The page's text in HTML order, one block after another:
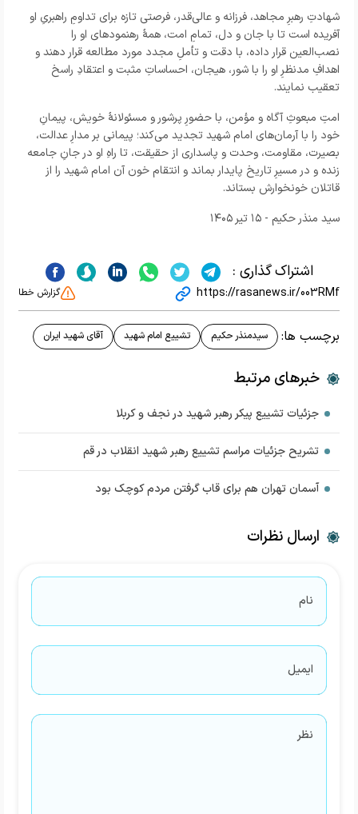
شهادتِ رهبرِ مجاهد، فرزانه و عالی‌قدر، فرصتی تازه برای تداومِ راهبریِ او
آفریده است تا با جان و دل، تمامِ امت، همهٔ رهنمودهای او را
نصب‌العین قرار داده، با دقت و تأملِ مجدد مورد مطالعه قرار دهند و
اهدافِ مدنظرِ او را با شور، هیجان، احساساتِ مثبت و اعتقادِ راسخ
تعقیب نمایند.
امتِ مبعوثِ آگاه و مؤمن، با حضورِ پرشور و مسئولانهٔ خویش، پیمانِ
خود را با آرمان‌های امام شهید تجدید می‌کند؛ پیمانی بر مدارِ عدالت،
بصیرت، مقاومت، وحدت و پاسداری از حقیقت، تا راهِ او در جانِ جامعه
زنده و در مسیرِ تاریخ پایدار بماند و انتقام خون آن امام شهید را از
قاتلان خونخوارش بستاند.
سید منذر حکیم - ۱۵ تیر ۱۴۰۵
اشتراک گذاری :
https://rasanews.ir/003RMf گزارش خطا
برچسب ها: سیدمنذر حکیم تشییع امام شهید آقای شهید ایران
خبرهای مرتبط
جزئیات تشییع پیکر رهبر شهید در نجف و کربلا
تشریح جزئیات مراسم تشییع رهبر شهید انقلاب در قم
آسمان تهران هم برای قاب گرفتن مردم کوچک بود
ارسال نظرات